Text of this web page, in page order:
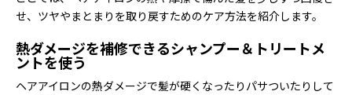
せ、ツヤやまとまりを取り戻すためのケア方法を紹介します。
熱ダメージを補修できるシャンプー＆トリートメ
ントを使う
ヘアアイロンの熱ダメージで髪が硬くなったりパサついたりして